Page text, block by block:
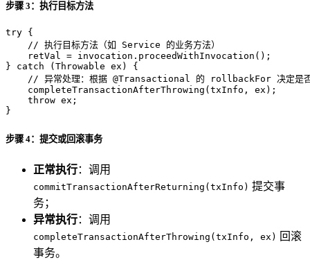
步骤 3：执行目标方法
try {
// 执行目标方法（如 Service 的业务方法）
    retVal = invocation.proceedWithInvocation();
} catch (Throwable ex) {
// 异常处理：根据 @Transactional 的 rollbackFor 决定是
    completeTransactionAfterThrowing(txInfo, ex);
throw ex;
}
步骤 4：提交或回滚事务
正常执行：调用
commitTransactionAfterReturning(txInfo) 提交事
务；
异常执行：调用
completeTransactionAfterThrowing(txInfo, ex) 回滚
事务。